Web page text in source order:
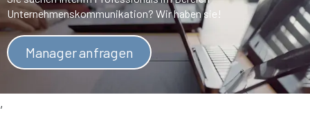
Unternehmenskommunikation? Wir haben sie!
Manager anfragen
,